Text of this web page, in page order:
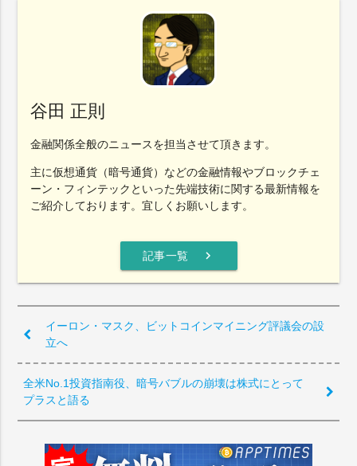
谷田 正則
金融関係全般のニュースを担当させて頂きます。
主に仮想通貨（暗号通貨）などの金融情報やブロックチェ
ーン・フィンテックといった先端技術に関する最新情報を
ご紹介しております。宜しくお願いします。
記事一覧 chevron_right
イーロン・マスク、ビットコインマイニング評議会の設
立へ
全米No.1投資指南役、暗号バブルの崩壊は株式にとって
プラスと語る